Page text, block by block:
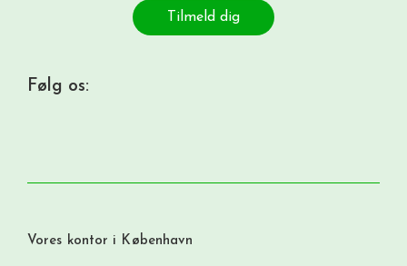
Tilmeld dig
Følg os:
Vores kontor i København